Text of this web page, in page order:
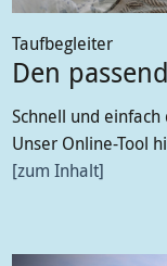
Taufbegleiter
Den
Schnell und einfach
Unser Online-Tool
zum Inhalt